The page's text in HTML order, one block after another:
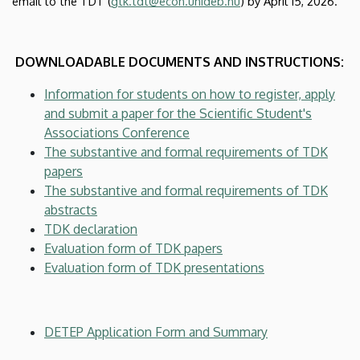
DOWNLOADABLE DOCUMENTS AND INSTRUCTIONS:
Information for students on how to register, apply
and submit a paper for the Scientific Student's
Associations Conference
The substantive and formal requirements of TDK
papers
The substantive and formal requirements of TDK
abstracts
TDK declaration
Evaluation form of TDK papers
Evaluation form of TDK presentations
DETEP Application Form and Summary